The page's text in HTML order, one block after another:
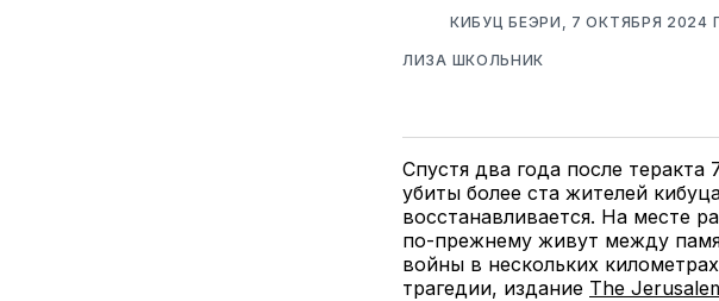
КИБУЦ БЕЭРИ, 7 ОКТЯБРЯ 2024
ЛИЗА ШКОЛЬНИК
Спустя два года после теракта
убиты более ста жителей
восстанавливается. На месте
по-прежнему живут между
войны в нескольких
трагедии, издание The